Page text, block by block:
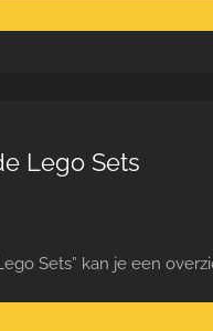
Lego Sets
Sets” kan je een